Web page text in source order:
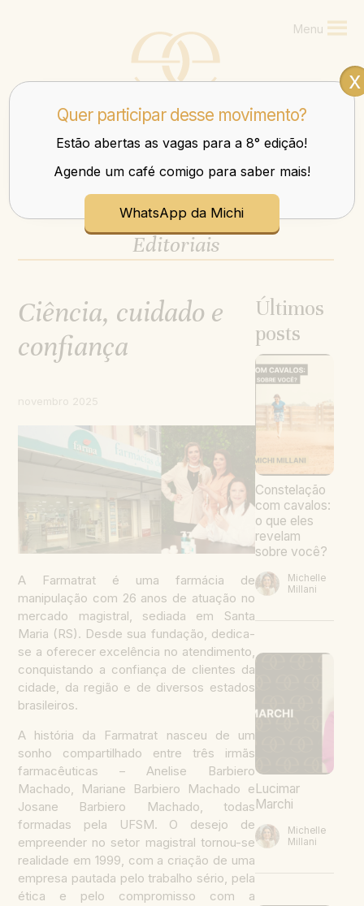
Mulheres que transbordam nos negócios e na vida.
Menu
Editoriais
Ciência, cuidado e
confiança
novembro 2025
A Farmatrat é uma farmácia de
manipulação com 26 anos de atuação no
mercado magistral, sediada em Santa
Maria (RS). Desde sua fundação, dedica-
se a oferecer excelência no atendimento,
conquistando a confiança de clientes da
cidade, da região e de diversos estados
brasileiros.
A história da Farmatrat nasceu de um
sonho compartilhado entre três irmãs
farmacêuticas – Anelise Barbiero
Machado, Mariane Barbiero Machado e
Josane Barbiero Machado, todas
formadas pela UFSM. O desejo de
empreender no setor magistral tornou-se
realidade em 1999, com a criação de uma
empresa pautada pelo trabalho sério, pela
ética e pelo compromisso com a
Últimos
posts
Constelação
com cavalos:
o que eles
revelam
sobre você?
Michelle
Millani
Lucimar
Marchi
Michelle
Millani
Quer participar desse movimento?
Estão abertas as vagas para a 8° edição!
Agende um café comigo para saber mais!
WhatsApp da Michi
x